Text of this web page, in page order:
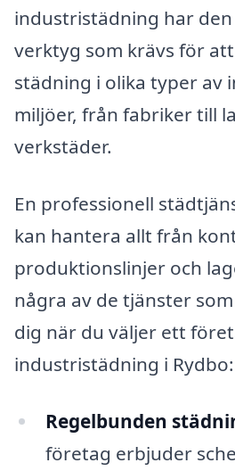
industristädning har
verktyg som krävs för
städning i olika typer av
miljöer, från fabriker till
verkstäder.
En professionell
kan hantera allt från
produktionslinjer och
några av de tjänster
dig när du väljer ett
industristädning i Rydbo:
Regelbunden
företag erbjuder